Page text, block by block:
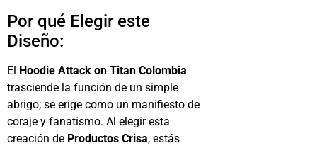
Por qué Elegir este
Diseño:
El Hoodie Attack on Titan Colombia
trasciende la función de un simple
abrigo; se erige como un manifiesto de
coraje y fanatismo. Al elegir esta
creación de Productos Crisa, estás